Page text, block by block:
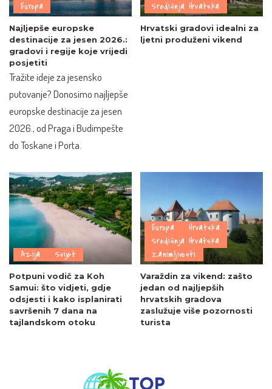
Europa
Najljepše europske
destinacije za jesen 2026.:
gradovi i regije koje vrijedi
posjetiti
Tražite ideje za jesensko
putovanje? Donosimo najljepše
europske destinacije za jesen
2026., od Praga i Budimpešte
do Toskane i Porta.
Središnja Hrvatska
Hrvatski gradovi idealni za
ljetni produženi vikend
Azija Svijet
Potpuni vodič za Koh
Samui: što vidjeti, gdje
odsjesti i kako isplanirati
savršenih 7 dana na
tajlandskom otoku
Europa
Hrvatska
Središnja Hrvatska
Zanimljivosti
Varaždin za vikend: zašto
jedan od najljepših
hrvatskih gradova
zaslužuje više pozornosti
turista